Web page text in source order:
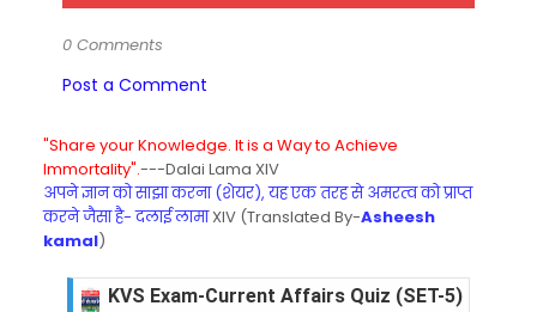
0 Comments
Post a Comment
"Share your Knowledge. It is a Way to Achieve
Immortality".---Dalai Lama XIV
अपने ज्ञान को साझा करना (शेयर), यह एक तरह से अमरत्व को प्राप्त
करने जैसा है- दलाई लामाXIV (Translated By-Asheesh
kamal)
KVS Exam-Current Affairs Quiz (SET-5) in Hindi